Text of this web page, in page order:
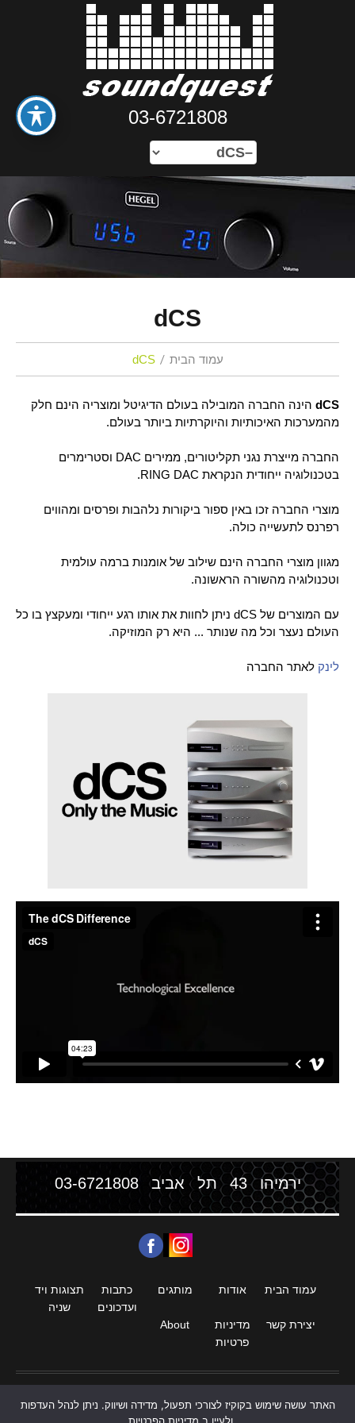
03-6721808
dCS
עמוד הבית dCS
dCS הינה החברה המובילה בעולם הדיגיטל ומוצריה הינם חלק
מהמערכות האיכותיות והיוקרתיות ביותר בעולם.
החברה מייצרת נגני תקליטורים, ממירים DAC וסטרימרים
בטכנולוגיה ייחודית הנקראת RING DAC.
מוצרי החברה זכו באין ספור ביקורות נלהבות ופרסים ומהווים
רפרנס לתעשייה כולה.
מגוון מוצרי החברה הינם שילוב של אומנות ברמה עולמית
וטכנולוגיה מהשורה הראשונה.
עם המוצרים של dCS ניתן לחוות את אותו רגע ייחודי ומעקצץ בו כל
העולם נעצר וכל מה שנותר ... היא רק המוזיקה.
לינק לאתר החברה
ירמיהו 43 תל אביב 03-6721808
עמוד הבית אודות מותגים
כתבות
ועדכונים
תצוגות ויד
שניה
יצירת קשר
מדיניות
פרטיות
About
חנות סטריאו וקולנוע ביתי HIGH END
האתר עושה שימוש בקוקיז לצורכי תפעול, מדידה ושיווק. ניתן לנהל העדפות